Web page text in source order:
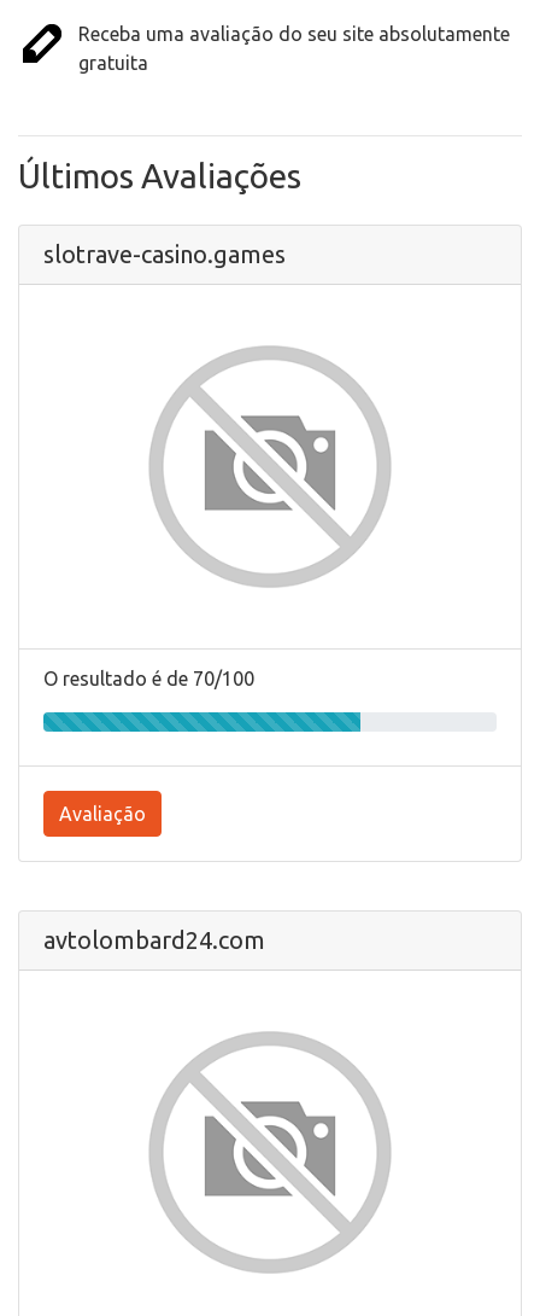
Receba uma avaliação do seu site absolutamente
gratuita
Últimos Avaliações
slotrave-casino.games
O resultado é de 70/100
Avaliação
avtolombard24.com